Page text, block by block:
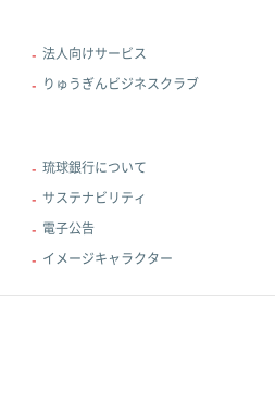
法人向けサービス
りゅうぎんビジネスクラブ
琉球銀行について
サステナビリティ
電子公告
イメージキャラクター